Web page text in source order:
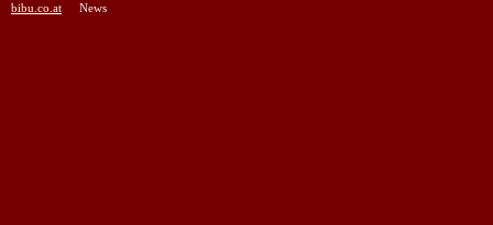
bibu.co.at News